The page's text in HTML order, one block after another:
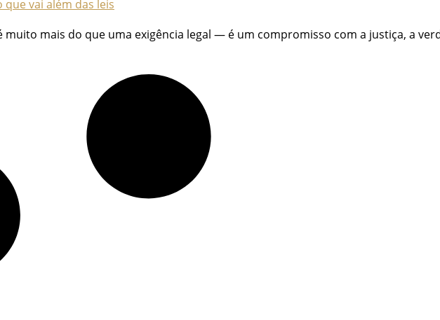
vai além das leis
muito mais do que uma exigência legal — é um compromisso com a justiça, a